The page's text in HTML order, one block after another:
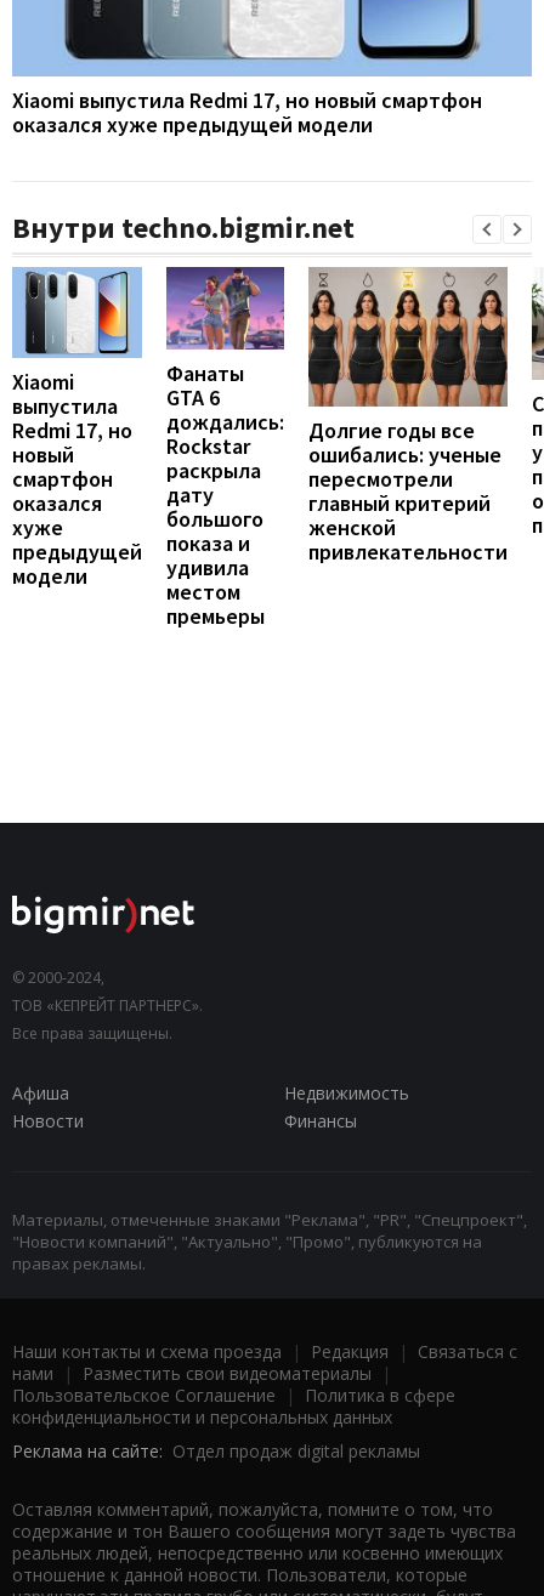
Xiaomi выпустила Redmi 17, но новый смартфон
оказался хуже предыдущей модели
Внутри techno.bigmir.net
Xiaomi
выпустила
Redmi 17, но
новый
смартфон
оказался
хуже
предыдущей
модели
Фанаты
GTA 6
дождались:
Rockstar
раскрыла
дату
большого
показа и
удивила
местом
премьеры
Долгие годы все
ошибались: ученые
пересмотрели
главный критерий
женской
привлекательности
© 2000-2024,
ТОВ «КЕПРЕЙТ ПАРТНЕРС».
Все права защищены.
Афиша
Недвижимость
Новости
Финансы
Материалы, отмеченные знаками "Реклама", "PR", "Спецпроект",
"Новости компаний", "Актуально", "Промо", публикуются на
правах рекламы.
Наши контакты и схема проезда | Редакция | Связаться с
нами | Разместить свои видеоматериалы |
Пользовательское Соглашение |
Политика в сфере
конфиденциальности и персональных данных
Реклама на сайте: Отдел продаж digital рекламы
Оставляя комментарий, пожалуйста, помните о том, что
содержание и тон Вашего сообщения могут задеть чувства
реальных людей, непосредственно или косвенно имеющих
отношение к данной новости. Пользователи, которые